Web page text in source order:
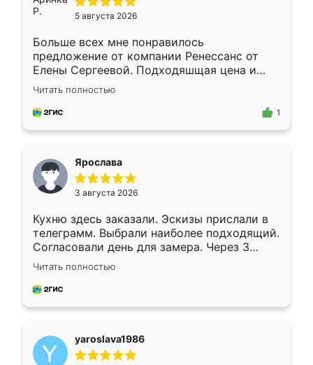
5 августа 2026
Больше всех мне понравилось
предложение от компании Ренессанс от
Елены Сергеевой. Подходяшщая цена и
короткие сроки изготовления. Приехавший
для замера сотрудник Владислав
предложил по моему эскизу самый
Читать полностью
1
Ярослава
3 августа 2026
Кухню здесь заказали. Эскизы прислали в
телеграмм. Выбрали наиболее подходящий.
Согласовали день для замера. Через 3
недели кухня была уже готова. Остались
довольны работой. Спасибо Ренессанс
мебель за качественную работу!
Читать полностью
yaroslava1986